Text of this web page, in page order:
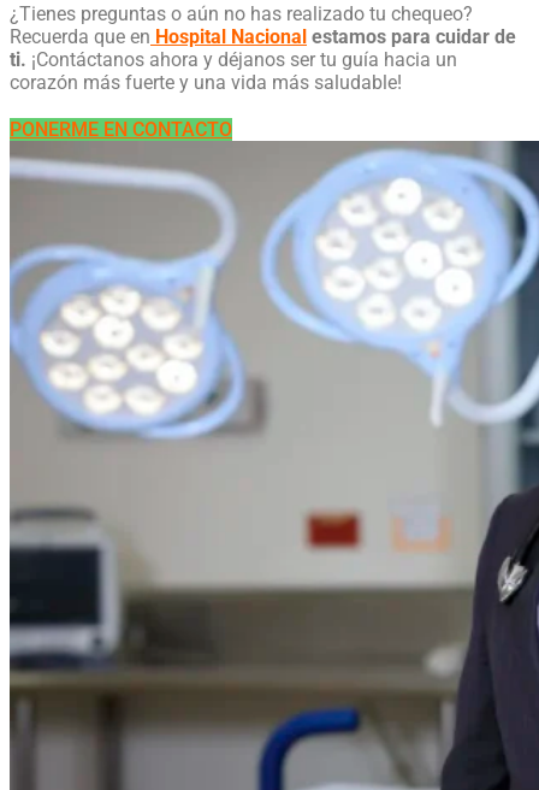
¿Tienes preguntas o aún no has realizado tu chequeo?
Recuerda que en Hospital Nacional estamos para cuidar de
ti. ¡Contáctanos ahora y déjanos ser tu guía hacia un
corazón más fuerte y una vida más saludable!
PONERME EN CONTACTO